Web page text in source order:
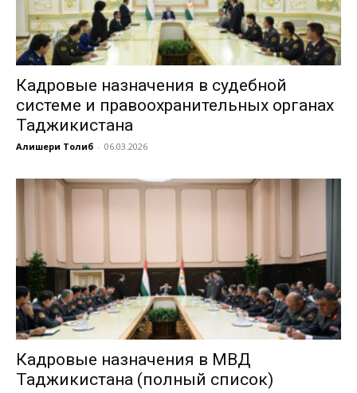
Кадровые назначения в судебной
системе и правоохранительных органах
Таджикистана
Алишери Толиб - 06.03.2026
Кадровые назначения в МВД
Таджикистана (полный список)